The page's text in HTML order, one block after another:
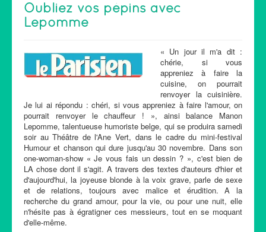
Oubliez vos pépins avec
Lepomme
« Un jour il m'a dit :
chérie, si vous
appreniez à faire la
cuisine, on pourrait
renvoyer la cuisinière.
Je lui ai répondu : chéri, si vous appreniez à faire l'amour, on
pourrait renvoyer le chauffeur ! », ainsi balance Manon
Lepomme, talentueuse humoriste belge, qui se produira samedi
soir au Théâtre de l'Ane Vert, dans le cadre du mini-festival
Humour et chanson qui dure jusqu'au 30 novembre. Dans son
one-woman-show « Je vous fais un dessin ? », c'est bien de
LA chose dont il s'agit. A travers des textes d'auteurs d'hier et
d'aujourd'hui, la joyeuse blonde à la voix grave, parle de sexe
et de relations, toujours avec malice et érudition. A la
recherche du grand amour, pour la vie, ou pour une nuit, elle
n'hésite pas à égratigner ces messieurs, tout en se moquant
d'elle-même.